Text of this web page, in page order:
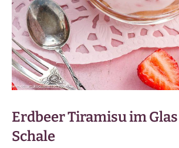
Erdbeer Tiramisu im
Schale